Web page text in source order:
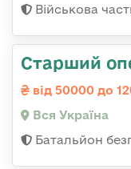
Військова
Старший
від 50000 до
Вся Україна
Батальйон